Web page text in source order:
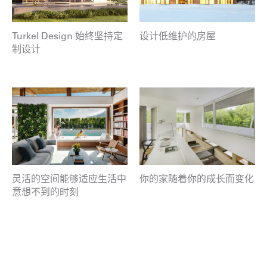
Turkel Design 始终坚持定
制设计
设计低维护的房屋
灵活的空间能够适应生活中
意想不到的时刻
你的家随着你的成长而变化